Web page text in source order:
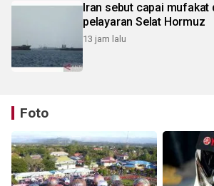
Iran sebut capai mufakat
pelayaran Selat Hormuz
13 jam lalu
Foto